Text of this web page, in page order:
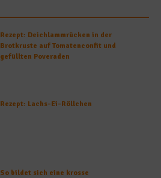
Rezept: Deichlammrücken in der
Brotkruste auf Tomatenconfit und
gefüllten Poveraden
Rezept: Lachs-Ei-Röllchen
So bildet sich eine krosse